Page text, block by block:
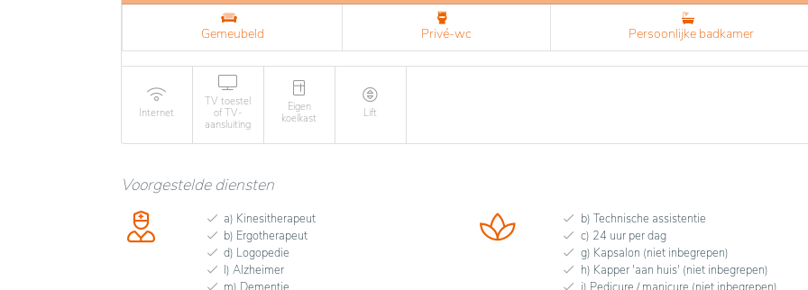
Gemeubeld Privé-wc Persoonlijke badkamer
Internet
TV toestel
of TV-
aansluiting
Eigen
koelkast
Lift
Voorgestelde diensten
a) Kinesitherapeut
b) Ergotherapeut
d) Logopedie
l) Alzheimer
b) Technische assistentie
c) 24 uur per dag
g) Kapsalon (niet inbegrepen)
h) Kapper 'aan huis' (niet inbegrepen)